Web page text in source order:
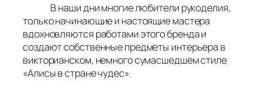
В наши дни многие любители рукоделия,
только начинающие и настоящие мастера
вдохновляются работами этого бренда и
создают собственные предметы интерьера в
викторианском, немного сумасшедшем стиле
«Алисы в стране чудес».